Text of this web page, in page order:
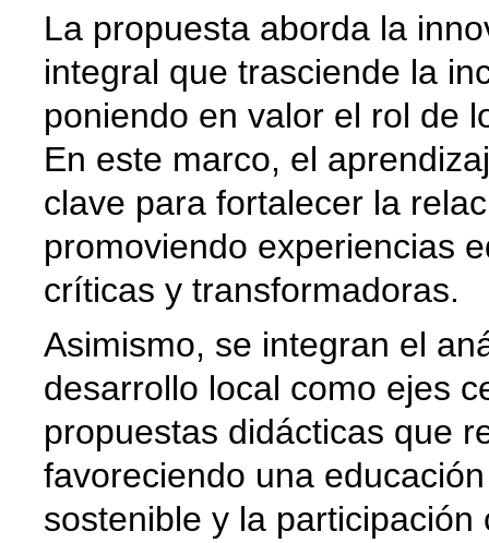
La propuesta aborda la
integral que trasciende la
poniendo en valor el rol de
En este marco, el
clave para fortalecer la
promoviendo experiencias
críticas y transformadoras.
Asimismo, se integran el
desarrollo local como ejes
propuestas didácticas que
favoreciendo una
sostenible y la participación